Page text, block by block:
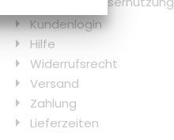
Kundenlogin
Hilfe
Widerrufsrecht
Versand
Zahlung
Lieferzeiten